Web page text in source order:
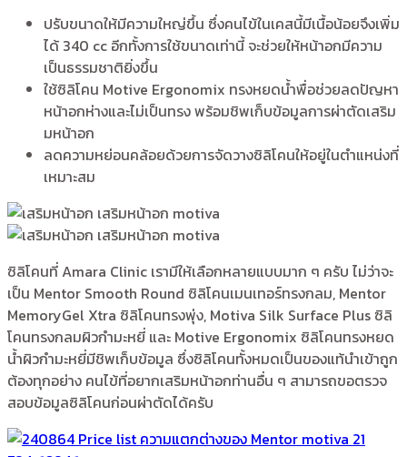
ปรับขนาดให้มีความใหญ่ขึ้น ซึ่งคนไข้ในเคสนี้มีเนื้อน้อยจึงเพิ่ม
ได้ 340 cc อีกทั้งการใช้ขนาดเท่านี้ จะช่วยให้หน้าอกมีความ
เป็นธรรมชาติยิ่งขึ้น
ใช้ซิลิโคน Motive Ergonomix ทรงหยดน้ำพื่อช่วยลดปัญหา
หน้าอกห่างและไม่เป็นทรง พร้อมชิพเก็บข้อมูลการผ่าตัดเสริม
มหน้าอก
ลดความหย่อนคล้อยด้วยการจัดวางซิลิโคนให้อยู่ในตำแหน่งที่
เหมาะสม
ซิลิโคนที่ Amara Clinic เรามีให้เลือกหลายแบบมาก ๆ ครับ ไม่ว่าจะ
เป็น Mentor Smooth Round ซิลิโคนเมนเทอร์ทรงกลม, Mentor
MemoryGel Xtra ซิลิโคนทรงพุ่ง, Motiva Silk Surface Plus ซิลิ
โคนทรงกลมผิวกำมะหยี่ และ Motive Ergonomix ซิลิโคนทรงหยด
น้ำผิวกำมะหยี่มีชิพเก็บข้อมูล ซึ่งซิลิโคนทั้งหมดเป็นของแท้นำเข้าถูก
ต้องทุกอย่าง คนไข้ที่อยากเสริมหน้าอกท่านอื่น ๆ สามารถขอตรวจ
สอบข้อมูลซิลิโคนก่อนผ่าตัดได้ครับ